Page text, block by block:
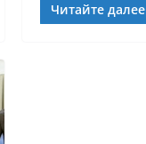
Читайте далее